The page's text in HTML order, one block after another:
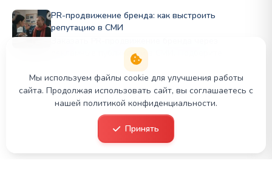
Медиапродвижение PR Panda.
PR-продвижение бренда: как выстроить
репутацию в СМИ
рекламные публикации в СМИ. Подберите
профильные издания по нише и бюджету, стройте
репутацию Полный цикл в PRslon.
© 2026 PR Panda. Все права защищены.
Мы используем файлы cookie для улучшения работы
сайта. Продолжая использовать сайт, вы соглашаетесь с
нашей политикой конфиденциальности.
Принять